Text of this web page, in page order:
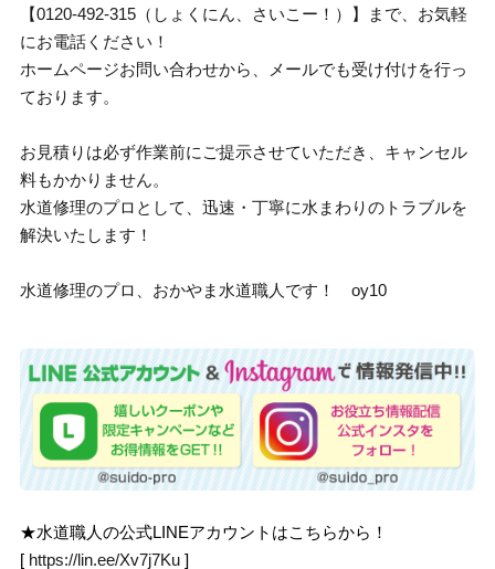
【0120-492-315（しょくにん、さいこー！）】まで、お気軽
にお電話ください！
ホームページお問い合わせから、メールでも受け付けを行っ
ております。
お見積りは必ず作業前にご提示させていただき、キャンセル
料もかかりません。
水道修理のプロとして、迅速・丁寧に水まわりのトラブルを
解決いたします！
水道修理のプロ、おかやま水道職人です！ oy10
★水道職人の公式LINEアカウントはこちらから！
[ https://lin.ee/Xv7j7Ku ]